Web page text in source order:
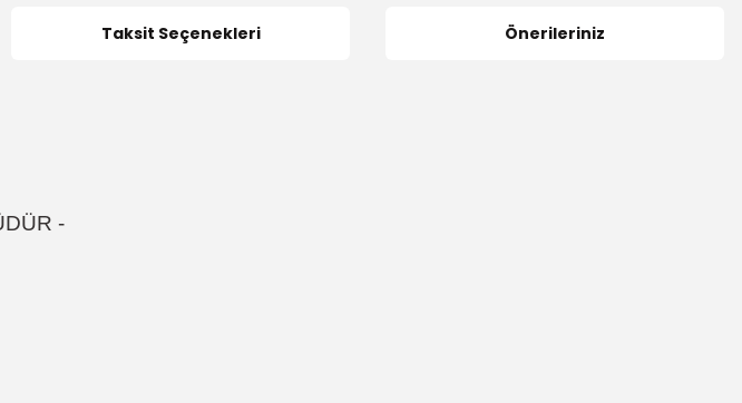
Taksit Seçenekleri Önerileriniz
-